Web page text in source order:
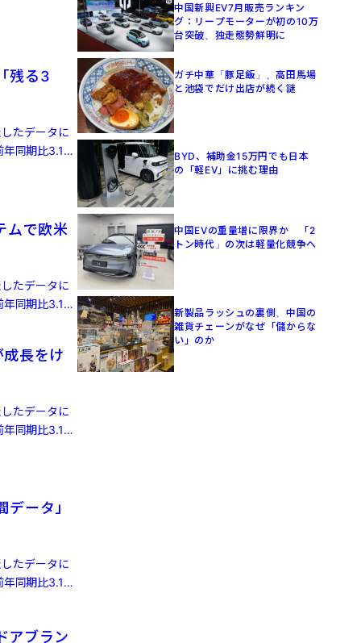
残る3
たデータに
同期比3.1%
ムで欧米
たデータに
同期比3.1%
長をけ
たデータに
同期比3.1%
ータ」
たデータに
同期比3.1%
アブラン
中国新興EV7月販売ランキン
グ：リープモーターが初の10万
台突破、独走態勢鮮明に
ガチ中華「豚足飯」、高田馬場
と池袋でだけ出店が続く謎
BYD、補助金15万円でも日本
の「軽EV」に挑む理由
中国EVの重量増に限界か 「2
トン時代」の次は軽量化競争へ
新製品ラッシュの裏側、中国の
雑貨チェーンがなぜ「儲からな
い」のか